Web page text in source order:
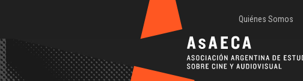
Quiénes Somos